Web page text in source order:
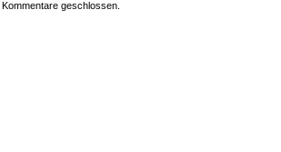
Kommentare geschlossen.